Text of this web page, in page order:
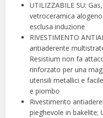
UTILIZZABILE SU:
vetroceramica
esclusa induzione
RIVESTIMENTO
antiaderente
Resistium non fa
rinforzato per una
utensili metallici e
e piombo
Rivestimento
pieghevole in bakelite;